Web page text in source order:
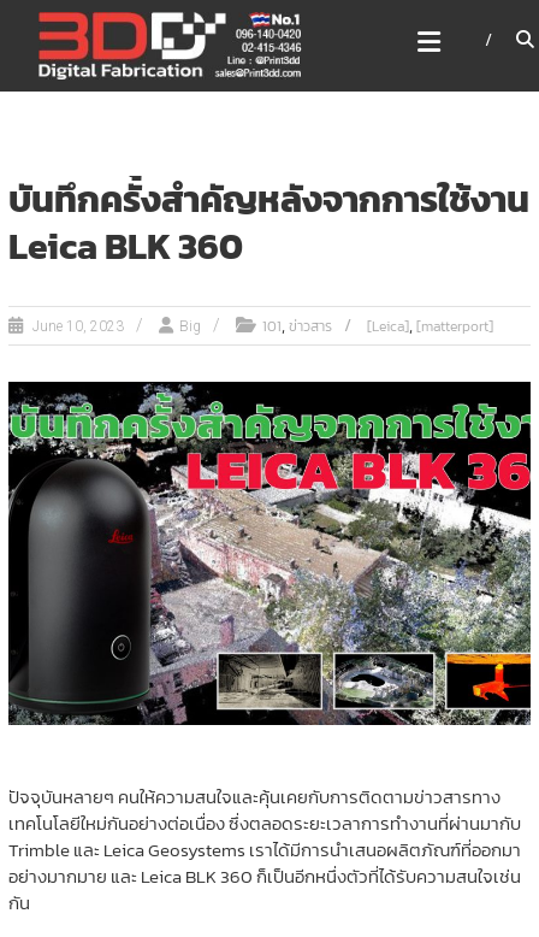
content
3DD DIGITAL FABRICATION
เครื่องพิมพ์3มิติ สแกนเนอร์
เลเซอร์
บันทึกครั้งสำคัญหลังจากการใช้งาน
Leica BLK 360
June 10, 2023 Big 101,ข่าวสาร [Leica],[matterport]
ปัจจุบันหลายๆ คนให้ความสนใจและคุ้นเคยกับการติดตามข่าวสารทาง
เทคโนโลยีใหม่กันอย่างต่อเนื่อง ซึ่งตลอดระยะเวลาการทำงานที่ผ่านมากับ
Trimble และ Leica Geosystems เราได้มีการนำเสนอผลิตภัณฑ์ที่ออกมา
อย่างมากมาย และ Leica BLK 360 ก็เป็นอีกหนึ่งตัวที่ได้รับความสนใจเช่น
กัน